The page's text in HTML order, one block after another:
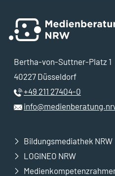
Bertha-von-Suttner-Platz 1
40227 Düsseldorf
+49 211 27404-0
Bildungsmediathek NRW
LOGINEO NRW